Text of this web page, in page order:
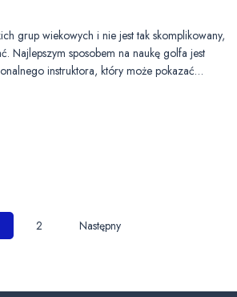
grup wiekowych i nie jest tak skomplikowany,
Najlepszym sposobem na naukę golfa jest
instruktora, który może pokazać…
2 Następny